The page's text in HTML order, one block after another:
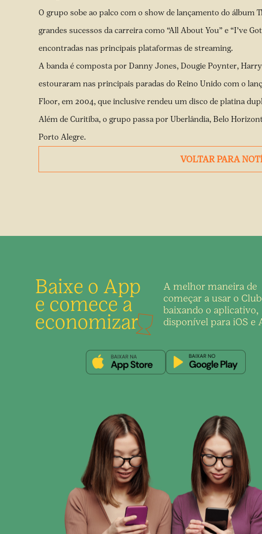
O grupo sobe ao palco com o show de lançamento do álbum
grandes sucessos da carreira como “All About You” e “I’ve
encontradas nas principais plataformas de streaming.
A banda é composta por Danny Jones, Dougie Poynter,
estouraram nas principais paradas do Reino Unido com o
Floor, em 2004, que inclusive rendeu um disco de platina
Além de Curitiba, o grupo passa por Uberlândia, Belo
Porto Alegre.
VOLTAR PARA
Baixe o App
e comece a
economizar
A melhor maneira de
começar a usar o
baixando o aplicativo,
disponível para iOS e